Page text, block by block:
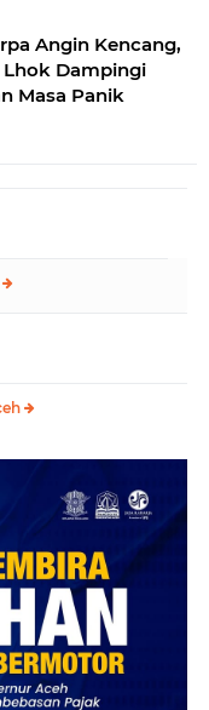
Angin Kencang,
Lhok Dampingi
Masa Panik